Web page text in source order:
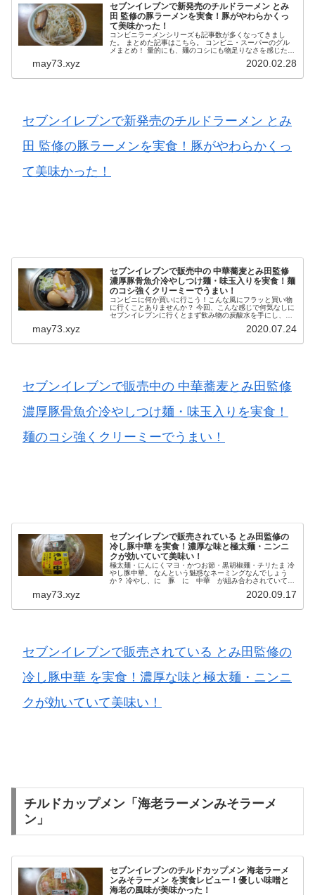
セブンイレブンで新発売のチルドラーメン とみ
田 監修の豚ラーメンを実食！豚がやわらかくっ
て美味かった！
コンビニラーメンシリーズも記事数が多くなってきまし
た。 まとめた記事はこちら。 コンビニ・スーパーのグル
メまとめ！ 量的にも、麺のコシにも物足りなさを感じたり
may73.xyz 2020.02.28
セブンイレブンで新発売のチルドラーメン とみ
田 監修の豚ラーメンを実食！豚がやわらかくっ
て美味かった！
セブンイレブンで販売中の 中華蕎麦とみ田監修
濃厚豚骨魚介冷やしつけ麺・味玉入りを実食！麺
のコシ強くクリーミーでうまい！
コンビニに何か買いに行こう！こんな風にフラッと買い物
に行くことありませんか？ 今回、こんな感じで何気なしに
セブンイレブンに行くとまず飲み物の炭酸水を手にし、チ
may73.xyz 2020.07.24
セブンイレブンで販売中の 中華蕎麦とみ田監修
濃厚豚骨魚介冷やしつけ麺・味玉入りを実食！
麺のコシ強くクリーミーでうまい！
セブンイレブンで販売されている とみ田監修の
冷し豚中華 を実食！濃厚な味と極太麺・ニンニ
クが効いていて美味い！
極太麺・にんにくマヨ・かつお節・黒胡椒麺・チリたま 冷
やし豚中華。 なんという魅惑なネーミングなんでしょう
か？ 冷やし、に 豚 に 中華 が組み合わされていて全
may73.xyz 2020.09.17
セブンイレブンで販売されている とみ田監修の
冷し豚中華 を実食！濃厚な味と極太麺・ニンニ
クが効いていて美味い！
チルドカップメン「海老ラーメンみそラーメ
ン」
セブンイレブンのチルドカップメン 海老ラーメ
ンみそラーメン を実食レビュー！優しい味噌と
海老の風味が美味かった！